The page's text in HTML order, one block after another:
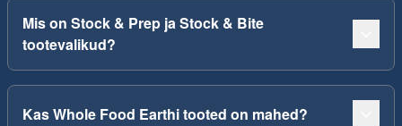
Mis on Stock & Prep ja Stock & Bite
tootevalikud?
Kas Whole Food Earthi tooted on mahed?